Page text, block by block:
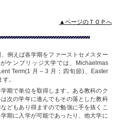
▲ページのＴＯＰへ
例えば各学期をファーストセメスター
ケンブリッジ大学では、Michaelmas
Term(1 月～3 月；四旬節)、Easter
。
期で単位を取得します。ある教科のク
次の学年に進んでもその落とした教科
どもあり得ますので勉強に手を抜くこ
期に入学が可能であったり、他大学に